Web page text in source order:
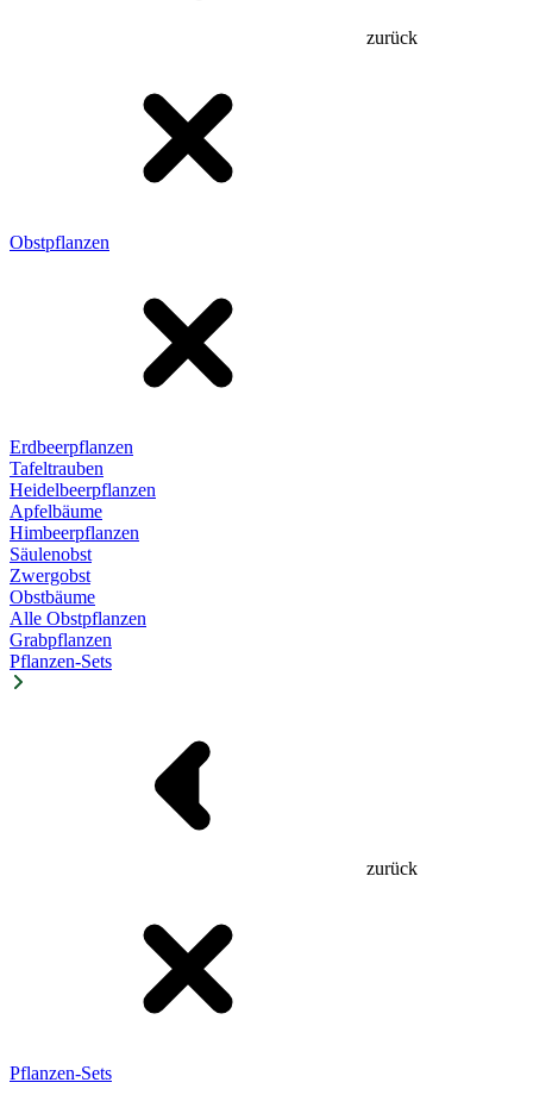
zurück
Obstpflanzen
Erdbeerpflanzen
Tafeltrauben
Heidelbeerpflanzen
Apfelbäume
Himbeerpflanzen
Säulenobst
Zwergobst
Obstbäume
Alle Obstpflanzen
Grabpflanzen
Pflanzen-Sets
zurück
Pflanzen-Sets